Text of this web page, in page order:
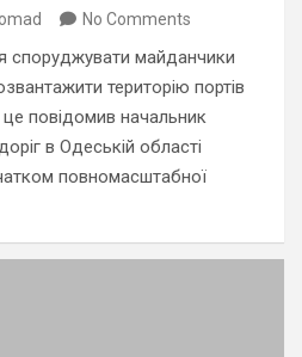
No Comments
споруджувати майданчики
територію портів
повідомив начальник
в Одеській області
повномасштабної